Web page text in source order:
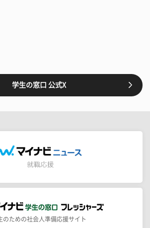
学生の窓口 公式X
のための社会人準備応援サイト